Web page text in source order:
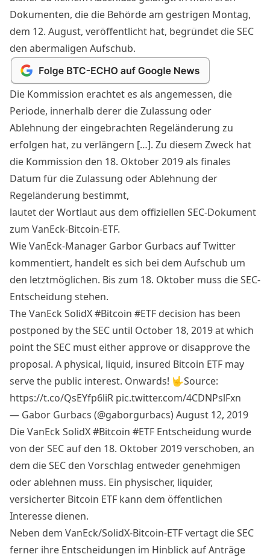
Dokumenten, die die Behörde am gestrigen Montag,
dem 12. August, veröffentlicht hat, begründet die SEC
den abermaligen Aufschub.
Die Kommission erachtet es als angemessen, die
Periode, innerhalb derer die Zulassung oder
Ablehnung der eingebrachten Regeländerung zu
erfolgen hat, zu verlängern […]. Zu diesem Zweck hat
die Kommission den 18. Oktober 2019 als finales
Datum für die Zulassung oder Ablehnung der
Regeländerung bestimmt,
lautet der Wortlaut aus dem offiziellen SEC-Dokument
zum VanEck-Bitcoin-ETF.
Wie VanEck-Manager Garbor Gurbacs auf Twitter
kommentiert, handelt es sich bei dem Aufschub um
den letztmöglichen. Bis zum 18. Oktober muss die SEC-
Entscheidung stehen.
The VanEck SolidX#Bitcoin #ETF decision has been
postponed by the SEC until October 18, 2019 at which
point the SEC must either approve or disapprove the
proposal. A physical, liquid, insured Bitcoin ETF may
serve the public interest. Onwards! 🤟Source:
https://t.co/QsEYfp6liR pic.twitter.com/4CDNPslFxn
— Gabor Gurbacs (@gaborgurbacs)August 12, 2019
Die VanEck SolidX #Bitcoin #ETF Entscheidung wurde
von der SEC auf den 18. Oktober 2019 verschoben, an
dem die SEC den Vorschlag entweder genehmigen
oder ablehnen muss. Ein physischer, liquider,
versicherter Bitcoin ETF kann dem öffentlichen
Interesse dienen.
Neben dem VanEck/SolidX-Bitcoin-ETF vertagt die SEC
ferner ihre Entscheidungen im Hinblick auf Anträge